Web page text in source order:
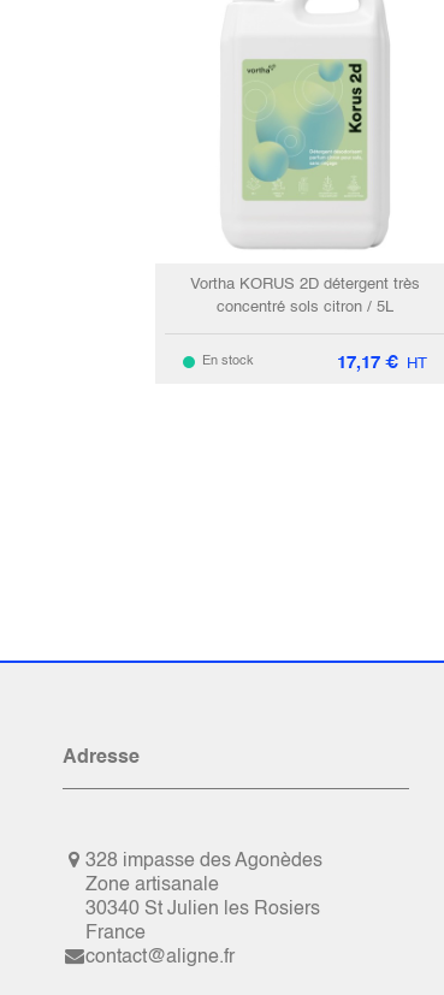
Vortha KORUS 2D détergent très
concentré sols citron / 5L
En stock 17,17 € HT
Adresse
328 impasse des Agonèdes
Zone artisanale
30340 St Julien les Rosiers
France
contact@aligne.fr